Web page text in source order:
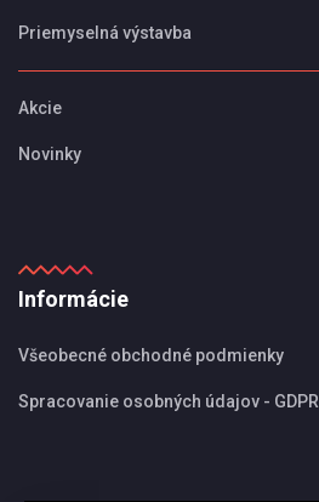
Priemyselná výstavba
Akcie
Novinky
Informácie
Všeobecné obchodné podmienky
Spracovanie osobných údajov - GDPR